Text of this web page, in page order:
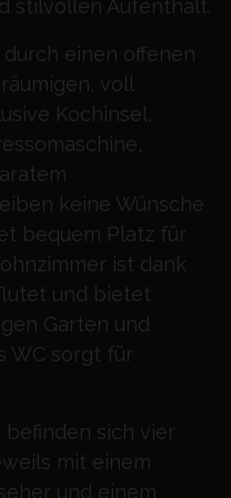
stilvollen Aufenthalt.
einen offenen
voll
Kochinsel,
keine Wünsche
bequem Platz für
ist dank
und bietet
Garten und
WC sorgt für
befinden sich vier
mit einem
und einem